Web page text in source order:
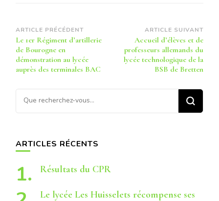
Navigation
d’article
ARTICLE PRÉCÉDENT
Le 1er Régiment d’artillerie
de Bourogne en
démonstration au lycée
auprès des terminales BAC
ARTICLE SUIVANT
Accueil d’élèves et de
professeurs allemands du
lycée technologique de la
BSB de Bretten
Vous
recherchiez
ARTICLES RÉCENTS
Résultats du CPR
Le lycée Les Huisselets récompense ses